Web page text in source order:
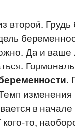
второй.
Да и
.
изменения
в
то,